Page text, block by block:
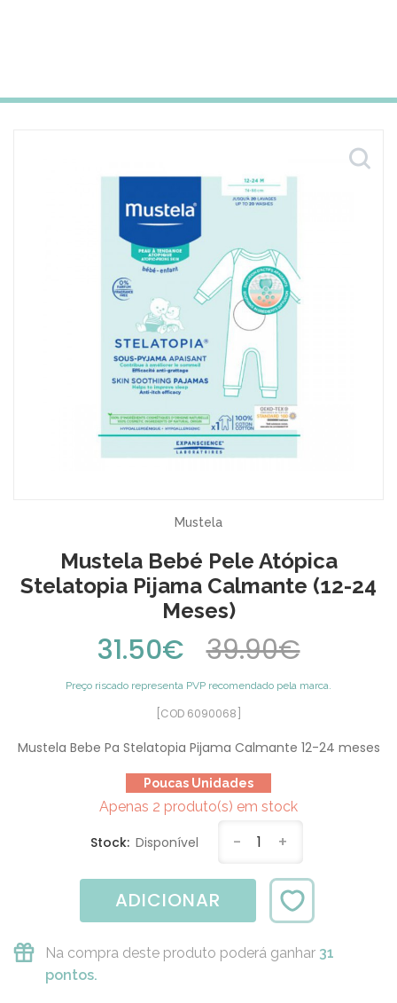
Mustela
Mustela Bebé Pele Atópica
Stelatopia Pijama Calmante (12-24
Meses)
31.50€ 39.90€
Preço riscado representa PVP recomendado pela marca.
[COD 6090068]
Mustela Bebe Pa Stelatopia Pijama Calmante 12-24 meses
Poucas Unidades
Apenas 2 produto(s) em stock
Stock: Disponível - 1 +
ADICIONAR
Na compra deste produto poderá ganhar 31
pontos.